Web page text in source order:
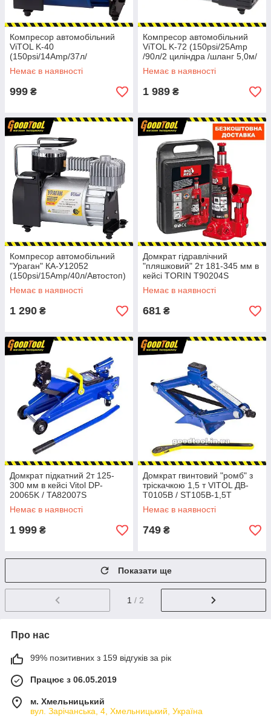
Компресор автомобільний
ViTOL K-40
(150psi/14Amp/37л/
прикурювач)
Немає в наявності
999 ₴
Компресор автомобільний
ViTOL K-72 (150psi/25Amp
/90л/2 циліндра /шланг 5,0м/
клеми)
Немає в наявності
1 989 ₴
Компресор автомобільний
"Ураган" КА-У12052
(150psi/15Amp/40л/Автостоп)
Немає в наявності
1 290 ₴
Домкрат гідравлічний
"пляшковий" 2т 181-345 мм в
кейсі TORIN T90204S
Немає в наявності
681 ₴
Домкрат підкатний 2т 125-
300 мм в кейсі Vitol DP-
20065K / TA82007S
Немає в наявності
1 999 ₴
Домкрат гвинтовий "ромб" з
тріскачкою 1,5 т VITOL ДВ-
Т0105В / ST105B-1,5Т
Немає в наявності
749 ₴
Показати ще
1 / 2
Про нас
99% позитивних з 159 відгуків за рік
Працює з 06.05.2019
м. Хмельницький
вул. Зарічанська, 4, Хмельницький, Україна